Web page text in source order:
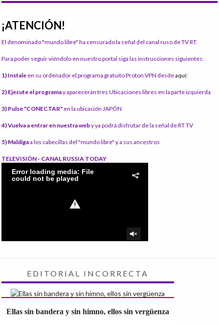
¡ATENCIÓN!
El denominado "mundo libre" ha censurado la señal del canal ruso de TV RT.
Para poder seguir viéndolo en nuestro portal siga las instrucciones siguientes:
1) Instale en su ordenador el programa gratuito Proton VPN desdeaquí:
2) Ejecute el programay aparecerán tres Ubicaciones libres en la parte izquierda
3) Pulse "CONECTAR" en la ubicación JAPÓN
4) Vuelva a entrar en nuestra weby ya podrá disfrutar de la señal de RT TV
5) Maldigaa los cabecillas del "mundo libre" y a sus ancestros
TELEVISIÓN - CANAL RUSSIA TODAY
EDITORIAL INCORRECTA
Ellas sin bandera y sin himno, ellos sin vergüenza